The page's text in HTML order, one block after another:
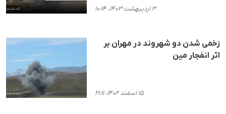
۳ اردیبهشت ۱۴۰۳، ۱۰:۱۴
زخمی شدن دو شهروند در مهران بر
اثر انفجار مین
۱۵ اسفند ۱۴۰۲، ۲۱:۱۱